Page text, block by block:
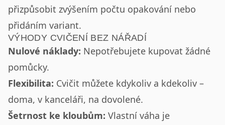
přizpůsobit zvýšením počtu opakování nebo
přidáním variant.
VÝHODY CVIČENÍ BEZ NÁŘADÍ
Nulové náklady: Nepotřebujete kupovat žádné
pomůcky.
Flexibilita: Cvičit můžete kdykoliv a kdekoliv –
doma, v kanceláři, na dovolené.
Šetrnost ke kloubům: Vlastní váha je